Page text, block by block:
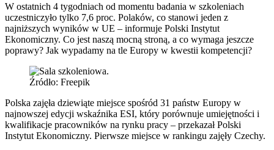
W ostatnich 4 tygodniach od momentu badania w szkoleniach
uczestniczyło tylko 7,6 proc. Polaków, co stanowi jeden z
najniższych wyników w UE – informuje Polski Instytut
Ekonomiczny. Co jest naszą mocną stroną, a co wymaga jeszcze
poprawy? Jak wypadamy na tle Europy w kwestii kompetencji?
Źródło: Freepik
Polska zajęła dziewiąte miejsce spośród 31 państw Europy w
najnowszej edycji wskaźnika ESI, który porównuje umiejętności i
kwalifikacje pracowników na rynku pracy – przekazał Polski
Instytut Ekonomiczny. Pierwsze miejsce w rankingu zajęły Czechy.